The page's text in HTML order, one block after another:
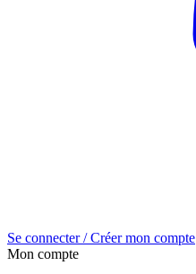
Se connecter / Créer mon compte
Mon compte